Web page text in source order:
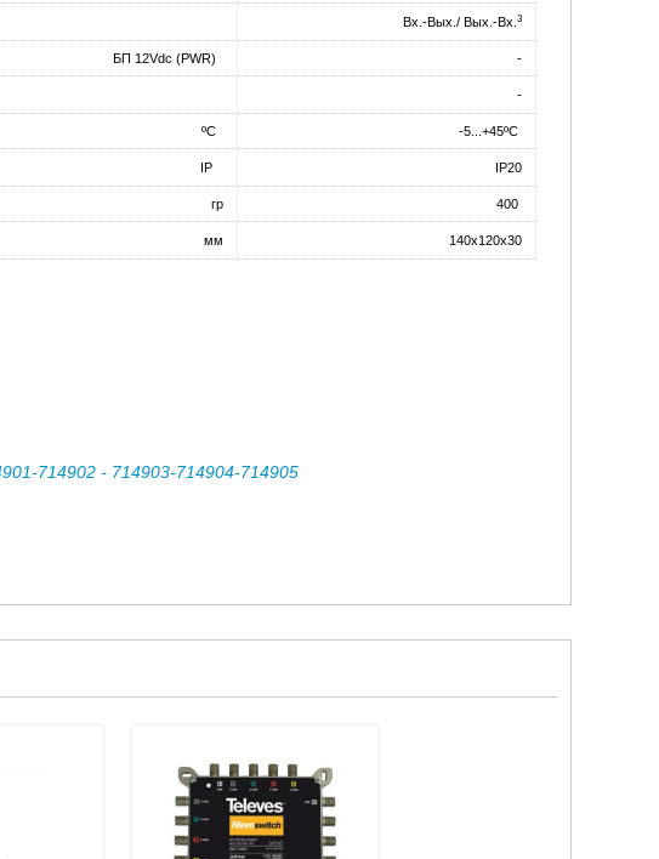
Вх.-Вых./ Вых.-Вх. 3
БП 12Vdc (PWR) -
-
ºC -5...+45ºC
IP IP20
гр 400
мм 140x120x30
714902 - 714903-714904-714905